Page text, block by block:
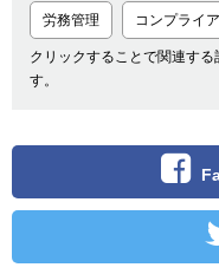
労務管理 コンプライ
クリックすることで関連す
す。